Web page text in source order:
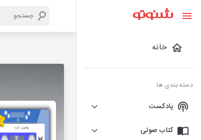
خانه
دسته بندی ها
پادکست
کتاب صوتی